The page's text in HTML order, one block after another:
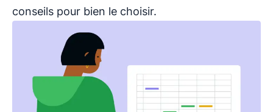
conseils pour bien le choisir.